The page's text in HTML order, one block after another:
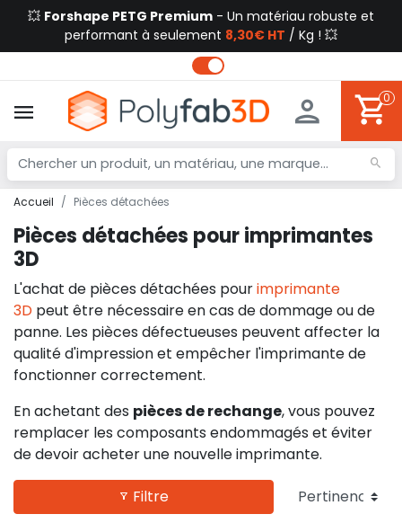
💥 Forshape PETG Premium - Un matériau robuste et
performant à seulement 8,30€ HT / Kg ! 💥
0
Accueil Pièces détachées
Pièces détachées pour imprimantes
3D
L'achat de pièces détachées pourimprimante
3D peut être nécessaire en cas de dommage ou de
panne. Les pièces défectueuses peuvent affecter la
qualité d'impression et empêcher l'imprimante de
fonctionner correctement.
En achetant des pièces de rechange, vous pouvez
remplacer les composants endommagés et éviter
de devoir acheter une nouvelle imprimante.
Filtre